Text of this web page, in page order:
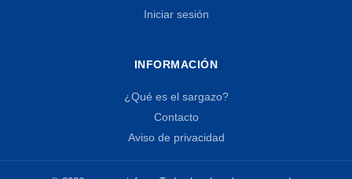
Iniciar sesión
INFORMACIÓN
¿Qué es el sargazo?
Contacto
Aviso de privacidad